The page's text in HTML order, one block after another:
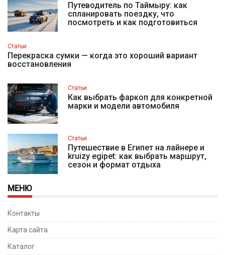
Путеводитель по Таймыру: как
спланировать поездку, что
посмотреть и как подготовиться
Статьи
Перекраска сумки — когда это хороший вариант
восстановления
Статьи
Как выбрать фаркоп для конкретной
марки и модели автомобиля
Статьи
Путешествие в Египет на лайнере и
kruizy egipet: как выбрать маршрут,
сезон и формат отдыха
МЕНЮ
Контакты
Карта сайта
Каталог